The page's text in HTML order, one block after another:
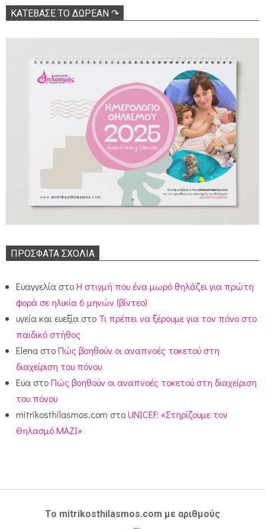
ΚΑΤΕΒΑΣΕ ΤΟ ΔΩΡΕΑΝ ↷
ΠΡΌΣΦΑΤΑ ΣΧΌΛΙΑ
Ευαγγελία στοΗ στιγμή που ένα μωρό θηλάζει για πρώτη
φορά σε ηλικία 6 μηνών (βίντεο)
υγεία και ευεξία στο Τι πρέπει να ξέρουμε για τον πόνο στο
παιδικό στήθος
Elena στοΠώς βοηθούν οι αναπνοές τοκετού στη
διαχείριση του πόνου
Ευα στοΠώς βοηθούν οι αναπνοές τοκετού στη διαχείριση
του πόνου
mitrikosthilasmos.com στοUNICEF: «Στηρίζουμε τον
Θηλασμό ΜΑΖΙ»
Το mitrikosthilasmos.com με αριθμούς